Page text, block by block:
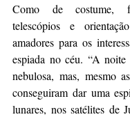
Como de costume,
telescópios e
amadores para os
espiada no céu. “A
nebulosa, mas, mesmo
conseguiram dar uma
lunares, nos satélites de